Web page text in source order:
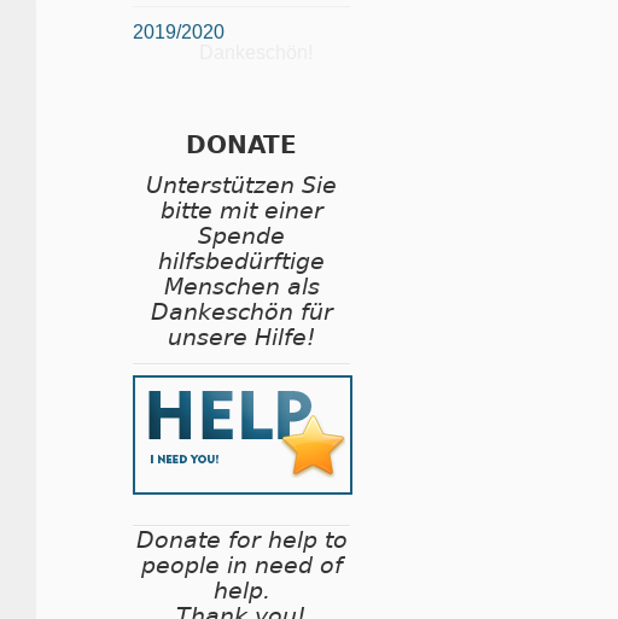
2019/2020
DONATE
Unterstützen Sie
bitte mit einer
Spende
hilfsbedürftige
Menschen als
Dankeschön für
unsere Hilfe!
Donate for help to
people in need of
help.